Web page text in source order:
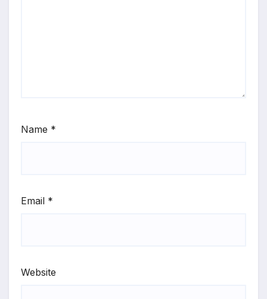
Name *
Email *
Website